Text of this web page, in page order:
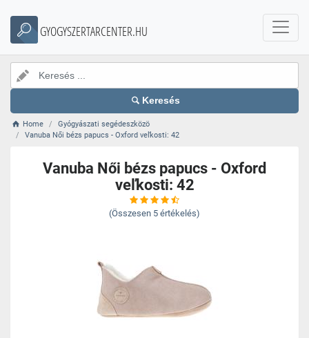
GYOGYSZERTARCENTER.HU
Keresés
Home
Gyógyászati segédeszközö
Vanuba Női bézs papucs - Oxford veľkosti: 42
Vanuba Női bézs papucs - Oxford
veľkosti: 42
(Összesen 5 értékelés)